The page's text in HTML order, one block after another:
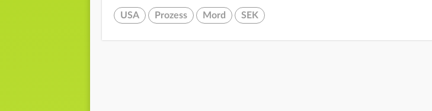
USA Prozess Mord SEK